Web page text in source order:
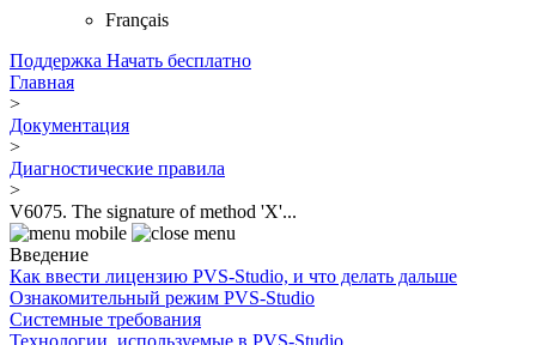
Français
Поддержка Начать бесплатно
Главная
>
Документация
>
Диагностические правила
>
V6075. The signature of method 'X'...
Введение
Как ввести лицензию PVS-Studio, и что делать дальше
Ознакомительный режим PVS-Studio
Системные требования
Технологии, используемые в PVS-Studio